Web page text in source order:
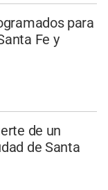
para
Fe y
de un
de Santa